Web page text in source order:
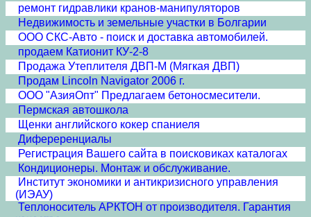
ремонт гидравлики кранов-манипуляторов
Недвижимость и земельные участки в Болгарии
ООО СКС-Авто - поиск и доставка автомобилей.
продаем Катионит КУ-2-8
Продажа Утеплителя ДВП-М (Мягкая ДВП)
Продам Lincoln Navigator 2006 г.
ООО "АзияОпт" Предлагаем бетоносмесители.
Пермская автошкола
Щенки английского кокер спаниеля
Дифереренциалы
Регистрация Вашего сайта в поисковиках каталогах
Кондиционеры. Монтаж и обслуживание.
Институт экономики и антикризисного управления
(ИЭАУ)
Теплоноситель АРКТОН от производителя. Гарантия